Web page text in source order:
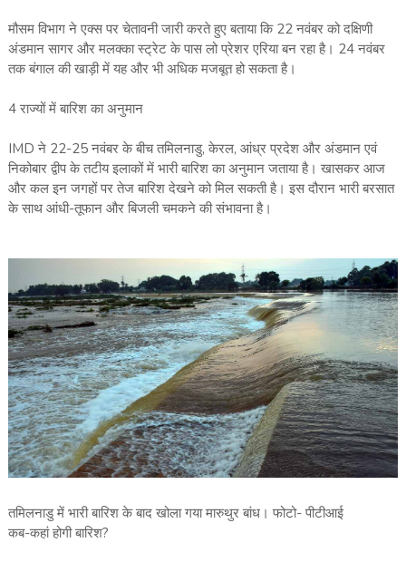
मौसम विभाग ने एक्स पर चेतावनी जारी करते हुए बताया कि 22 नवंबर को दक्षिणी
अंडमान सागर और मलक्का स्ट्रेट के पास लो प्रेशर एरिया बन रहा है। 24 नवंबर
तक बंगाल की खाड़ी में यह और भी अधिक मजबूत हो सकता है।
4 राज्यों में बारिश का अनुमान
IMD ने 22-25 नवंबर के बीच तमिलनाडु, केरल, आंध्र प्रदेश और अंडमान एवं
निकोबार द्वीप के तटीय इलाकों में भारी बारिश का अनुमान जताया है। खासकर आज
और कल इन जगहों पर तेज बारिश देखने को मिल सकती है। इस दौरान भारी बरसात
के साथ आंधी-तूफान और बिजली चमकने की संभावना है।
तमिलनाडु में भारी बारिश के बाद खोला गया मारुथुर बांध। फोटो- पीटीआई
कब-कहां होगी बारिश?